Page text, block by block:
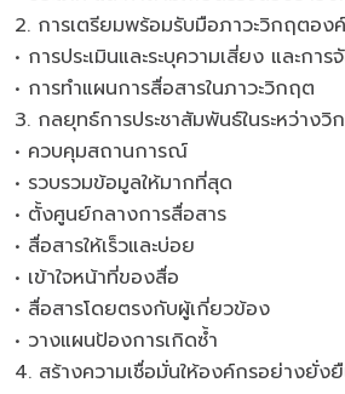
2. การเตรียมพร้อมรับมือภาวะวิกฤตอง
• การประเมินและระบุความเสี่ยง และกา
• การทำแผนการสื่อสารในภาวะวิกฤต
3. กลยุทธ์การประชาสัมพันธ์ในระหว่าง
• ควบคุมสถานการณ์
• รวบรวมข้อมูลให้มากที่สุด
• ตั้งศูนย์กลางการสื่อสาร
• สื่อสารให้เร็วและบ่อย
• เข้าใจหน้าที่ของสื่อ
• สื่อสารโดยตรงกับผู้เกี่ยวข้อง
• วางแผนป้องการเกิดซ้ำ
4. สร้างความเชื่อมั่นให้องค์กรอย่างยั่ง